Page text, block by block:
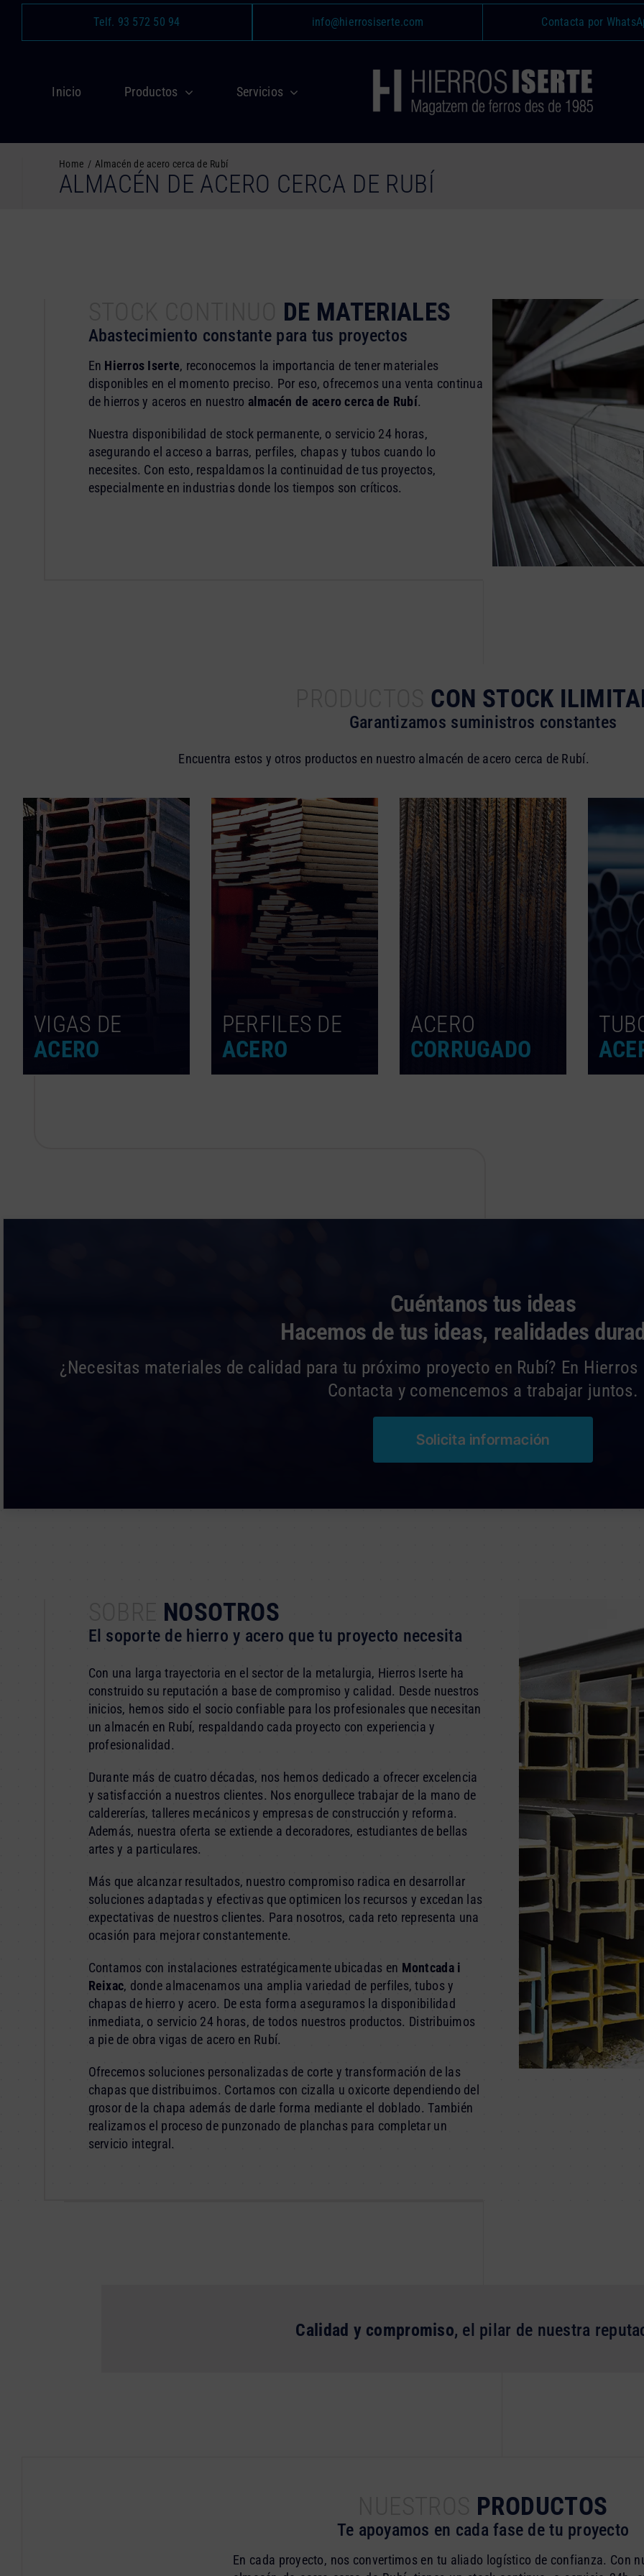
Saltar
contenido
Telf. 93 572 50 94 info@hierrosiserte.com Contacta por
Inicio Productos Servicios
Home Almacén de acero cerca de Rubí
ALMACÉN DE ACERO CERCA DE RUBÍ
DE MATERIALES
Abastecimiento constante para tus proyectos
En Hierros Iserte, reconocemos la importancia de tener materiales
disponibles en el momento preciso. Por eso, ofrecemos una venta continua
de hierros y aceros en nuestro almacén de acero cerca de Rubí.
Nuestra disponibilidad de stock permanente, o servicio 24 horas,
asegurando el acceso a barras, perfiles, chapas y tubos cuando lo
necesites. Con esto, respaldamos la continuidad de tus proyectos,
especialmente en industrias donde los tiempos son críticos.
CON STOCK
Garantizamos suministros constantes
Encuentra estos y otros productos en nuestro almacén de acero cerca de Rubí.
VIGAS DE
ACERO
PERFILES DE
ACERO
ACERO
CORRUGADO
Cuéntanos tus ideas
Hacemos de tus ideas, realidades
¿Necesitas materiales de calidad para tu próximo proyecto en Rubí? En
Contacta y comencemos a trabajar juntos.
Solicita información
NOSOTROS
El soporte de hierro y acero que tu proyecto necesita
Con una larga trayectoria en el sector de la metalurgia, Hierros Iserte ha
construido su reputación a base de compromiso y calidad. Desde nuestros
inicios, hemos sido el socio confiable para los profesionales que necesitan
un almacén en Rubí, respaldando cada proyecto con experiencia y
profesionalidad.
Durante más de cuatro décadas, nos hemos dedicado a ofrecer excelencia
y satisfacción a nuestros clientes. Nos enorgullece trabajar de la mano de
caldererías, talleres mecánicos y empresas de construcción y reforma.
Además, nuestra oferta se extiende a decoradores, estudiantes de bellas
artes y a particulares.
Más que alcanzar resultados, nuestro compromiso radica en desarrollar
soluciones adaptadas y efectivas que optimicen los recursos y excedan las
expectativas de nuestros clientes. Para nosotros, cada reto representa una
ocasión para mejorar constantemente.
Contamos con instalaciones estratégicamente ubicadas en Montcada i
Reixac, donde almacenamos una amplia variedad de perfiles, tubos y
chapas de hierro y acero. De esta forma aseguramos la disponibilidad
inmediata, o servicio 24 horas, de todos nuestros productos. Distribuimos
a pie de obra vigas de acero en Rubí.
Ofrecemos soluciones personalizadas de corte y transformación de las
chapas que distribuimos. Cortamos con cizalla u oxicorte dependiendo del
grosor de la chapa además de darle forma mediante el doblado. También
realizamos el proceso de punzonado de planchas para completar un
servicio integral.
Calidad y compromiso, el pilar de nuestra
PRODUCTOS
Te apoyamos en cada fase de tu proyecto
En cada proyecto, nos convertimos en tu aliado logístico de confianza. Con